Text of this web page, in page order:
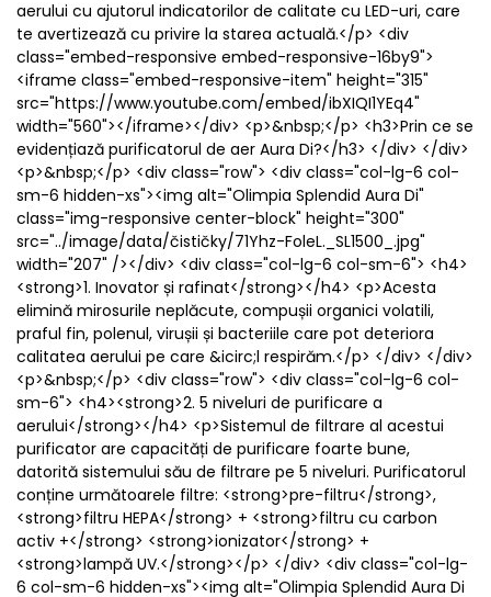
aerului cu ajutorul indicatorilor de calitate cu LED-uri, care
te avertizează cu privire la starea actuală.</p> <div
class="embed-responsive embed-responsive-16by9">
<iframe class="embed-responsive-item" height="315"
src="https://www.youtube.com/embed/ibXIQI1YEq4"
width="560"></iframe></div> <p>&nbsp;</p> <h3>Prin ce se
evidențiază purificatorul de aer Aura Di?</h3> </div> </div>
<p>&nbsp;</p> <div class="row"> <div class="col-lg-6 col-
sm-6 hidden-xs"><img alt="Olimpia Splendid Aura Di"
class="img-responsive center-block" height="300"
src="../image/data/čističky/71Yhz-FoleL._SL1500_.jpg"
width="207" /></div> <div class="col-lg-6 col-sm-6"> <h4>
<strong>1. Inovator și rafinat</strong></h4> <p>Acesta
elimină mirosurile neplăcute, compușii organici volatili,
praful fin, polenul, virușii și bacteriile care pot deteriora
calitatea aerului pe care &icirc;l respirăm.</p> </div> </div>
<p>&nbsp;</p> <div class="row"> <div class="col-lg-6 col-
sm-6"> <h4><strong>2. 5 niveluri de purificare a
aerului</strong></h4> <p>Sistemul de filtrare al acestui
purificator are capacități de purificare foarte bune,
datorită sistemului său de filtrare pe 5 niveluri. Purificatorul
conține următoarele filtre: <strong>pre-filtru</strong>,
<strong>filtru HEPA</strong> + <strong>filtru cu carbon
activ +</strong> <strong>ionizator</strong> +
<strong>lampă UV.</strong></p> </div> <div class="col-lg-
6 col-sm-6 hidden-xs"><img alt="Olimpia Splendid Aura Di